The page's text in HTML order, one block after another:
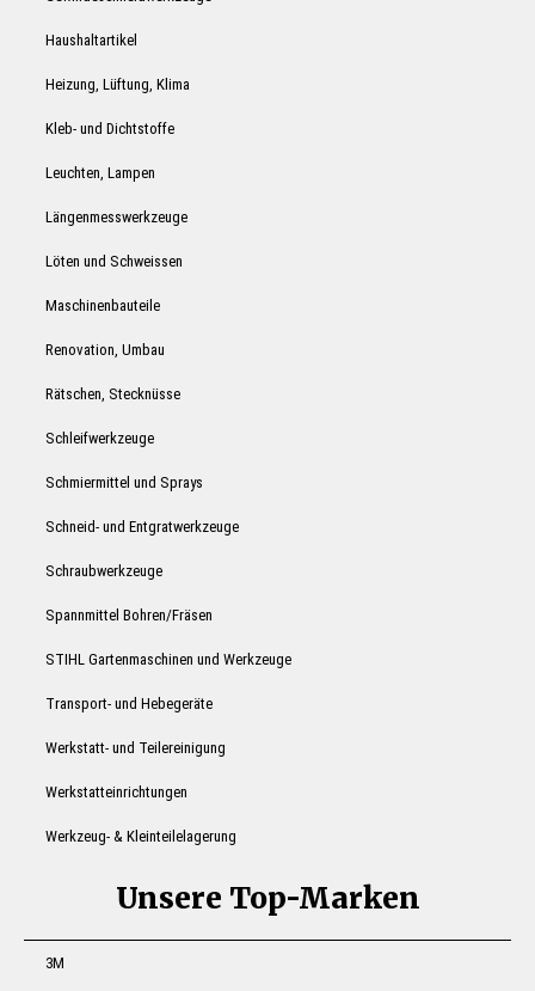
Haushaltartikel
Heizung, Lüftung, Klima
Kleb- und Dichtstoffe
Leuchten, Lampen
Längenmesswerkzeuge
Löten und Schweissen
Maschinenbauteile
Renovation, Umbau
Rätschen, Stecknüsse
Schleifwerkzeuge
Schmiermittel und Sprays
Schneid- und Entgratwerkzeuge
Schraubwerkzeuge
Spannmittel Bohren/Fräsen
STIHL Gartenmaschinen und Werkzeuge
Transport- und Hebegeräte
Werkstatt- und Teilereinigung
Werkstatteinrichtungen
Werkzeug- & Kleinteilelagerung
Unsere Top-Marken
3M